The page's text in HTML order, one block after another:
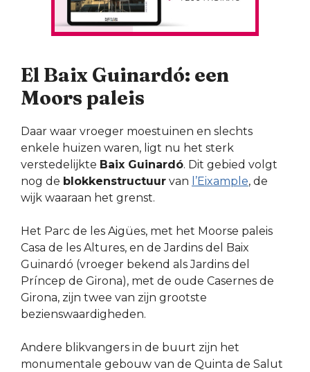
El Baix Guinardó: een
Moors paleis
Daar waar vroeger moestuinen en slechts
enkele huizen waren, ligt nu het sterk
verstedelijkte Baix Guinardó. Dit gebied volgt
nog de blokkenstructuur van l’Eixample, de
wijk waaraan het grenst.
Het Parc de les Aigües, met het Moorse paleis
Casa de les Altures, en de Jardins del Baix
Guinardó (vroeger bekend als Jardins del
Príncep de Girona), met de oude Casernes de
Girona, zijn twee van zijn grootste
bezienswaardigheden.
Andere blikvangers in de buurt zijn het
monumentale gebouw van de Quinta de Salut